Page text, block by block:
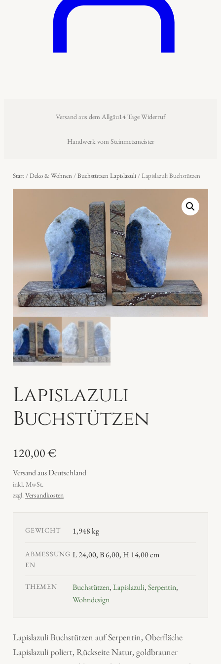
Versand aus dem Allgäu14 Tage Widerruf
Handwerk vom Steinmetzmeister
Start/Deko & Wohnen/Buchstützen Lapislazuli/ Lapislazuli Buchstützen
Lapislazuli
Buchstützen
120,00€
Versand aus Deutschland
inkl. MwSt.
zzgl.Versandkosten
GEWICHT 1,948 kg
ABMESSUNG
EN
L 24,00, B 6,00, H 14,00 cm
THEMEN Buchstützen,Lapislazuli,Serpentin,
Wohndesign
Lapislazuli Buchstützen auf Serpentin, Oberfläche
Lapislazuli poliert, Rückseite Natur, goldbrauner